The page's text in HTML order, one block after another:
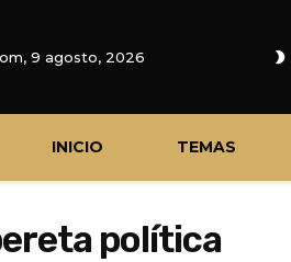
9 agosto, 2026
INICIO TEMAS
política